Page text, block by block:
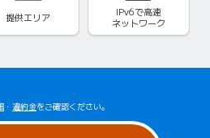
提供エリア IPv6で高速
ネットワーク
・ 違約金をご確認ください。